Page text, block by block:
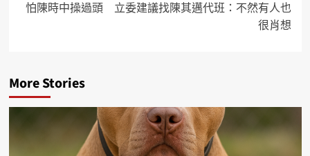
怕陳時中操過頭 立委建議找陳其邁代班：不然有人也
很肖想
More Stories